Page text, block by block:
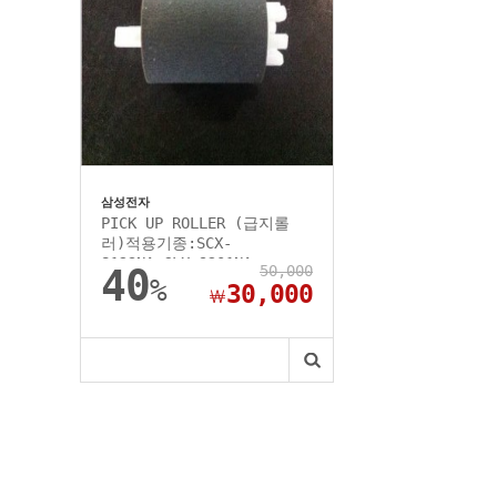
삼성전자
PICK UP ROLLER (급지롤
러)적용기종:SCX-
8123NA,CLX-9201NA,...
40%
50,000
￦30,000